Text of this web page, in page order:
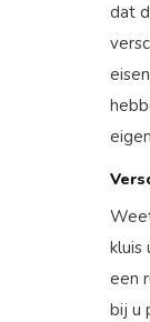
dat
kluis
een
bij u